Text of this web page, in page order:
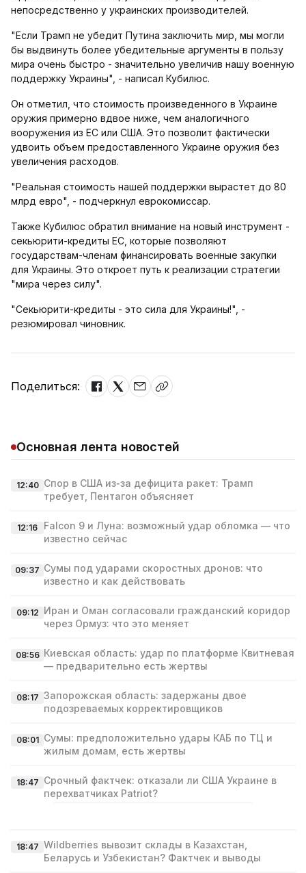
непосредственно у украинских производителей.
"Если Трамп не убедит Путина заключить мир, мы могли
бы выдвинуть более убедительные аргументы в пользу
мира очень быстро - значительно увеличив нашу военную
поддержку Украины", - написал Кубилюс.
Он отметил, что стоимость произведенного в Украине
оружия примерно вдвое ниже, чем аналогичного
вооружения из ЕС или США. Это позволит фактически
удвоить объем предоставленного Украине оружия без
увеличения расходов.
"Реальная стоимость нашей поддержки вырастет до 80
млрд евро", - подчеркнул еврокомиссар.
Также Кубилюс обратил внимание на новый инструмент -
секьюрити-кредиты ЕС, которые позволяют
государствам-членам финансировать военные закупки
для Украины. Это откроет путь к реализации стратегии
"мира через силу".
"Секьюрити-кредиты - это сила для Украины!", -
резюмировал чиновник.
Поделиться:
Основная лента новостей
12:40 Спор в США из‑за дефицита ракет: Трамп
требует, Пентагон объясняет
12:16
Falcon 9 и Луна: возможный удар обломка — что
известно сейчас
09:37 Сумы под ударами скоростных дронов: что
известно и как действовать
09:12 Иран и Оман согласовали гражданский коридор
через Ормуз: что это меняет
08:56 Киевская область: удар по платформе Квитневая
— предварительно есть жертвы
08:17 Запорожская область: задержаны двое
подозреваемых корректировщиков
08:01 Сумы: предположительно удары КАБ по ТЦ и
жилым домам, есть жертвы
18:47 Срочный фактчек: отказали ли США Украине в
перехватчиках Patriot?
18:47 Wildberries вывозит склады в Казахстан,
Беларусь и Узбекистан? Фактчек и выводы